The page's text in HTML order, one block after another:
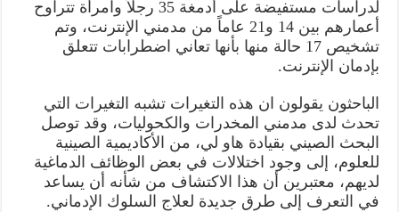
لدراسات مستفيضة على أدمغة 35 رجلاً وامرأة تتراوح
أعمارهم بين 14 و21 عاماً من مدمني الإنترنت، وتم
تشخيص 17 حالة منها بأنها تعاني اضطرابات تتعلق
بإدمان الإنترنت.
الباحثون يقولون ان هذه التغيرات تشبه التغيرات التي
تحدث لدى مدمني المخدرات والكحوليات، وقد توصل
البحث الصيني بقيادة هاو لي، من الأكاديمية الصينية
للعلوم، إلى وجود اختلالات في بعض الوظائف الدماغية
لديهم، معتبرين أن هذا الاكتشاف من شأنه أن يساعد
في التعرف إلى طرق جديدة لعلاج السلوك الإدماني.